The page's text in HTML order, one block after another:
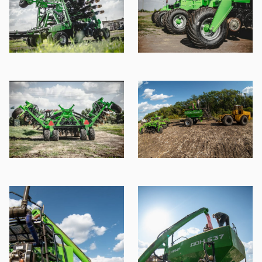
DON-637 DON-6
37 DON-637 DO
N-637 DON-637
DON-637 DON-6
37 DON-637 DO